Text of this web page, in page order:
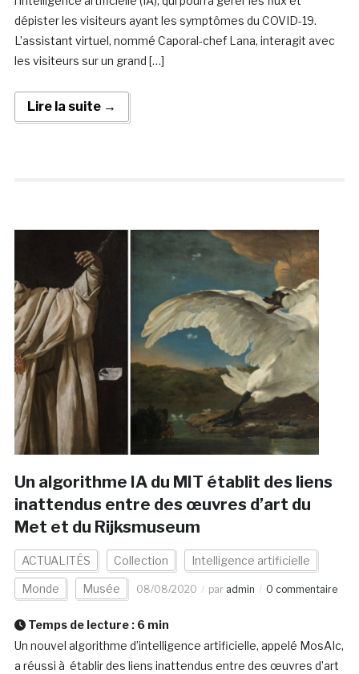
dépister les visiteurs ayant les symptômes du COVID-19.
L’assistant virtuel, nommé Caporal-chef Lana, interagit avec
les visiteurs sur un grand […]
Lire la suite →
Un algorithme IA du MIT établit des liens
inattendus entre des œuvres d’art du
Met et du Rijksmuseum
ACTUALITÉS Collection Intelligence artificielle
Monde Musée 08/08/2020 par admin 0 commentaire
Temps de lecture : 6 min
Un nouvel algorithme d’intelligence artificielle, appelé MosAIc,
a réussi à établir des liens inattendus entre des œuvres d’art